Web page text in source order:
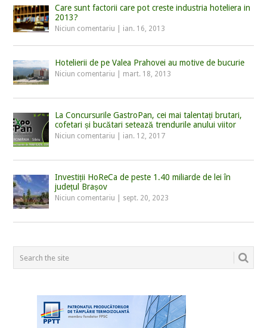
Care sunt factorii care pot creste industria hoteliera in
2013?
Niciun comentariu ian. 16, 2013
Hotelierii de pe Valea Prahovei au motive de bucurie
Niciun comentariu mart. 18, 2013
La Concursurile GastroPan, cei mai talentați brutari,
cofetari și bucătari setează trendurile anului viitor
Niciun comentariu ian. 12, 2017
Investiții HoReCa de peste 1.40 miliarde de lei în
județul Brașov
Niciun comentariu sept. 20, 2023